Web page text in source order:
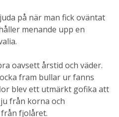
på när man fick oväntat
menande upp en
oavsett årstid och väder.
fram bullar ur fanns
blev ett utmärkt gofika att
från korna och
fjolåret.